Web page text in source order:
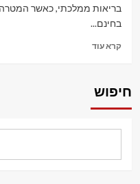
בריאות ממלכתי, כאשר
בחינם...
קרא עודRead
לגמלאים
חיפוש